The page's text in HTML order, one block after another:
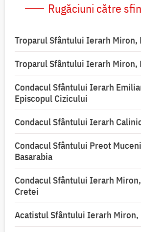
Rugăciuni către
Troparul Sfântului Ierarh Miron,
Troparul Sfântului Ierarh Miron,
Condacul Sfântului Ierarh
Episcopul Cizicului
Condacul Sfântului Ierarh
Condacul Sfântului Preot
Basarabia
Condacul Sfântului Ierarh
Cretei
Acatistul Sfântului Ierarh Miron,